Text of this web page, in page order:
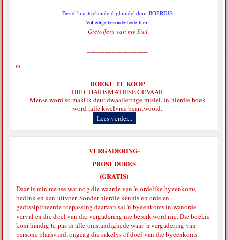
Bestel 'n uitstekende digbundel deur BOERIUS
Volledige besonderhede hier:
Gietoffers van my Siel
BOEKE TE KOOP
DIE CHARISMATIESE GEVAAR
Mense word so maklik deur dwaalleringe mislei. In hierdie boek
word talle kwelvrae beantwoord.
Lees verder...
VERGADERING-
PROSEDURES
(GRATIS)
Daar is min mense wat nog die waarde van 'n ordelike byeenkoms
bedink en kan uitvoer. Sonder hierdie kennis en orde en
gedissiplineerde toepassing daarvan sal 'n byeenkoms in wanorde
verval en die doel van die vergadering nie bereik word nie. Die boekie
kom handig te pas in alle omstandighede waar 'n vergadering van
persone plaasvind, ongeag die sakelys of doel van die byeenkoms.